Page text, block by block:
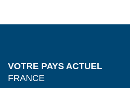
VOTRE PAYS ACTUEL
FRANCE